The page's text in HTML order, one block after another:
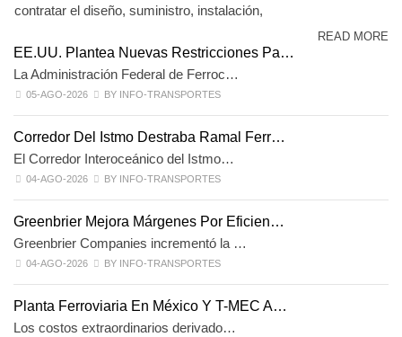
contratar el diseño, suministro, instalación,
READ MORE
EE.UU. Plantea Nuevas Restricciones Pa…
La Administración Federal de Ferroc…
05-AGO-2026 BY INFO-TRANSPORTES
Corredor Del Istmo Destraba Ramal Ferr…
El Corredor Interoceánico del Istmo…
04-AGO-2026 BY INFO-TRANSPORTES
Greenbrier Mejora Márgenes Por Eficien…
Greenbrier Companies incrementó la …
04-AGO-2026 BY INFO-TRANSPORTES
Planta Ferroviaria En México Y T-MEC A…
Los costos extraordinarios derivado…